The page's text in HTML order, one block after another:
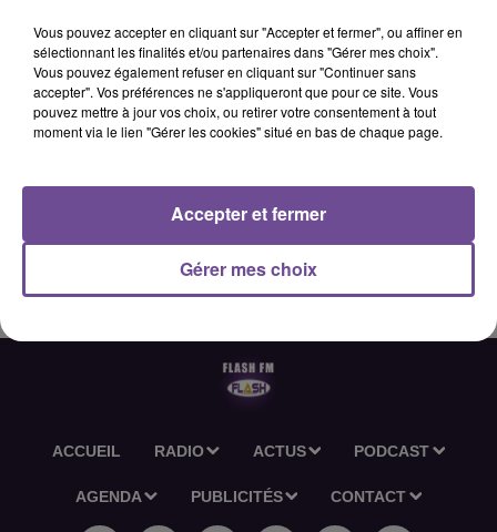
18 mai 2026 - 2 min 36 sec
L'ACTU-RÉGION FLASH FM DU 18 05 2026 06H30
L'actu-région Flash FM du 18 05 2026 06h30
ACCUEIL RADIO ACTUS PODCAST
AGENDA PUBLICITÉS CONTACT
Vous pouvez accepter en cliquant sur "Accepter et fermer", ou affiner en
sélectionnant les finalités et/ou partenaires dans "Gérer mes choix".
Vous pouvez également refuser en cliquant sur "Continuer sans
accepter". Vos préférences ne s'appliqueront que pour ce site. Vous
pouvez mettre à jour vos choix, ou retirer votre consentement à tout
moment via le lien "Gérer les cookies" situé en bas de chaque page.
Gérer mes choix
Accepter et fermer